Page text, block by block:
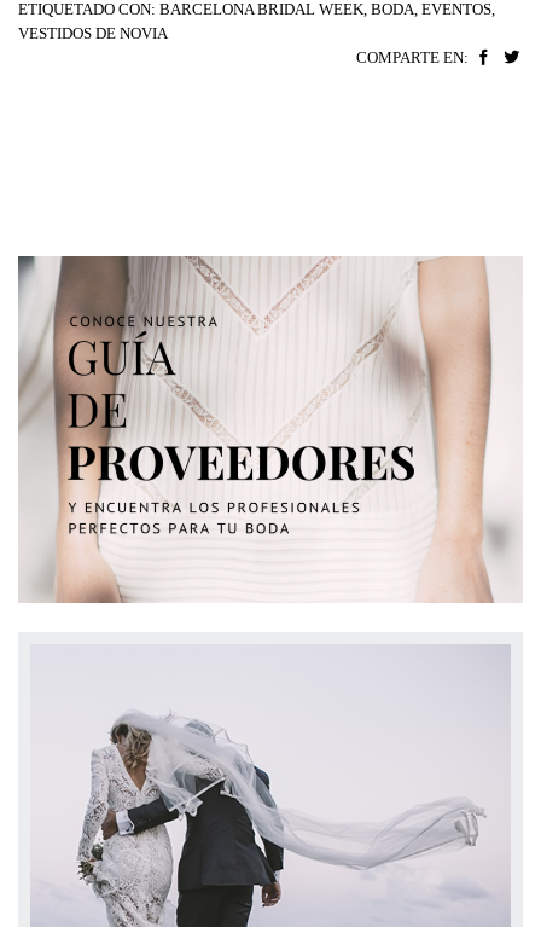
ETIQUETADO CON: BARCELONA BRIDAL WEEK, BODA, EVENTOS,
VESTIDOS DE NOVIA
COMPARTE EN: